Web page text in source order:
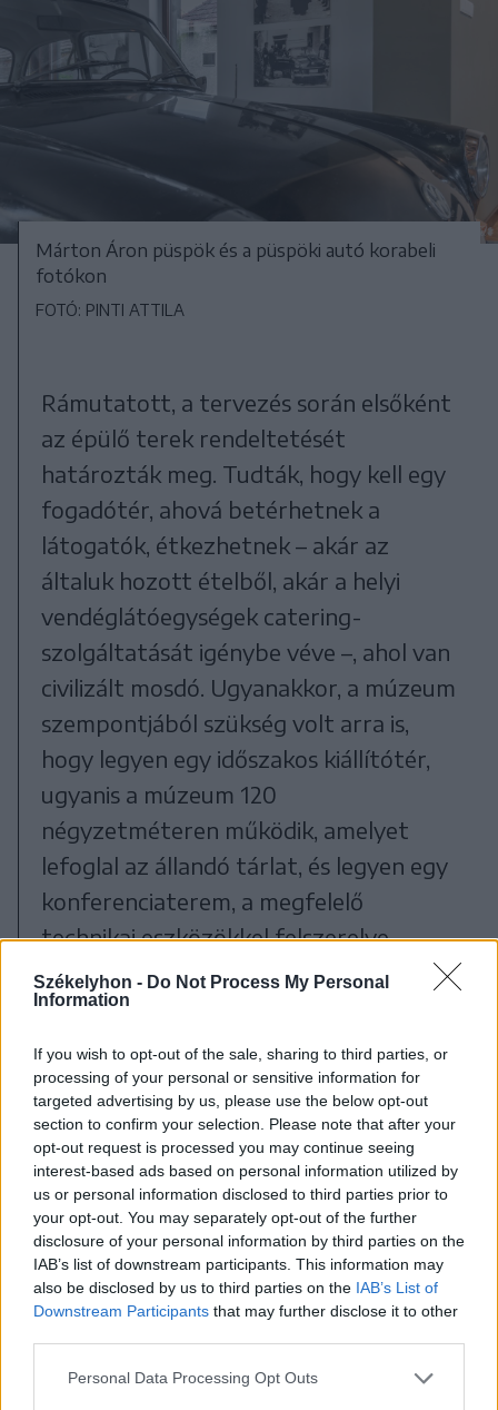
Székelyhon - Do Not Process My Personal
Information
If you wish to opt-out of the sale, sharing to third parties, or
processing of your personal or sensitive information for
targeted advertising by us, please use the below opt-out
section to confirm your selection. Please note that after your
opt-out request is processed you may continue seeing
interest-based ads based on personal information utilized by
us or personal information disclosed to third parties prior to
your opt-out. You may separately opt-out of the further
disclosure of your personal information by third parties on the
IAB’s list of downstream participants. This information may
also be disclosed by us to third parties on the IAB’s List of
Downstream Participants that may further disclose it to other
Personal Data Processing Opt Outs
Márton Áron püspök és a püspöki autó korabeli
fotókon
FOTÓ: PINTI ATTILA
Rámutatott, a tervezés során elsőként
az épülő terek rendeltetését
határozták meg. Tudták, hogy kell egy
fogadótér, ahová betérhetnek a
látogatók, étkezhetnek – akár az
általuk hozott ételből, akár a helyi
vendéglátóegységek catering-
szolgáltatását igénybe véve –, ahol van
civilizált mosdó. Ugyanakkor, a múzeum
szempontjából szükség volt arra is,
hogy legyen egy időszakos kiállítótér,
ugyanis a múzeum 120
négyzetméteren működik, amelyet
lefoglal az állandó tárlat, és legyen egy
konferenciaterem, a megfelelő
technikai eszközökkel felszerelve.
Igyekeztek úgy megtervezni a
látogatóközpontot, hogy ne csak a
múzeum rendezvényeinek, hanem más
helyi eseményeknek is méltó helyszíne
legyen. „Mivel az épület itt van az
általános iskolával szemben, ahol nincs
egy olyan terem, ahol például
karácsonyi ünnepségre össze tudják
gyűjteni a gyerekeket, szeretnénk,
hogy a pedagógusok ezt tudják
használni. Vagy vannak délutáni